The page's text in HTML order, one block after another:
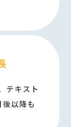
テキスト
以降も